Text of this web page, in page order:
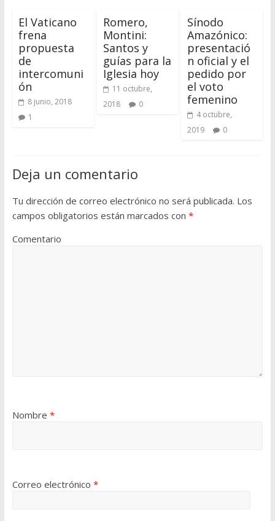
El Vaticano
frena
propuesta
de
intercomuni
ón
8 junio, 2018
1
Romero,
Montini:
Santos y
guías para la
Iglesia hoy
11 octubre,
2018
0
Sínodo
Amazónico:
presentació
n oficial y el
pedido por
el voto
femenino
4 octubre,
2019
0
Deja un comentario
Tu dirección de correo electrónico no será publicada. Los
campos obligatorios están marcados con *
Comentario
Nombre *
Correo electrónico *